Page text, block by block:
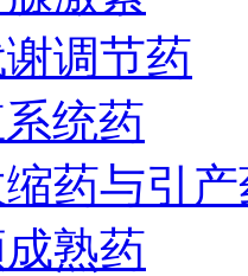
调节药
统药
药与引
熟药